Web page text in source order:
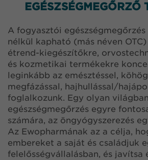
EGÉSZSÉGMEGŐRZŐ
A fogyasztói
nélkül kapható (más néven
étrend-kiegészítőkre,
és kozmetikai termékekre
leginkább az emésztéssel,
megfázással, hajhullással/
foglalkozunk. Egy olyan
egészségmegőrzés egyre
számára, az öngyógyszerezés
Az Ewopharmának az a célja,
embereket a saját és családjuk
felelősségvállalásban, és javítsa